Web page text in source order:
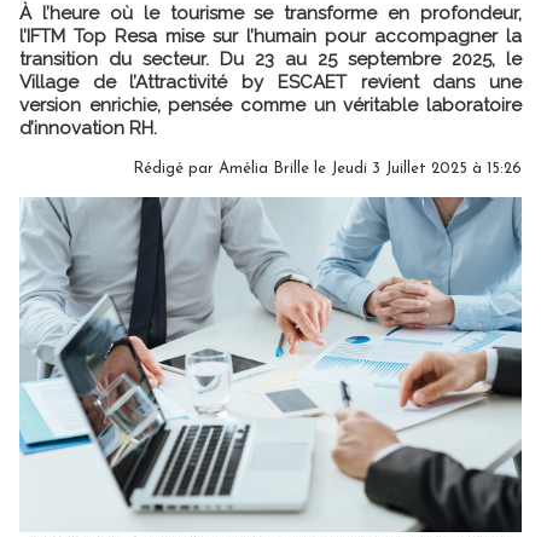
À l’heure où le tourisme se transforme en profondeur,
l’IFTM Top Resa mise sur l’humain pour accompagner la
transition du secteur. Du 23 au 25 septembre 2025, le
Village de l’Attractivité by ESCAET revient dans une
version enrichie, pensée comme un véritable laboratoire
d’innovation RH.
Rédigé par Amélia Brille le Jeudi 3 Juillet 2025 à 15:26